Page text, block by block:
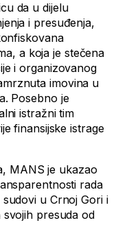
da u dijelu
i presuđenja,
a koja je stečena
i organizovanog
imovina u
Posebno je
istražni tim
finansijske istrage
MANS je ukazao
rada
u Crnoj Gori i
svojih presuda od